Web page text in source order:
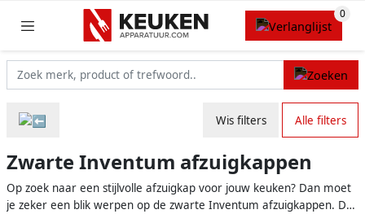
Wis filters Alle filters
Zwarte Inventum afzuigkappen
Op zoek naar een stijlvolle afzuigkap voor jouw keuken? Dan moet
je zeker een blik werpen op de zwarte Inventum afzuigkappen. De